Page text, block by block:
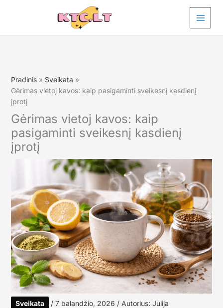
Pradinis
Sveikata
Gėrimas vietoj kavos: kaip pasigaminti sveikesnį kasdienį
įprotį
Gėrimas vietoj kavos: kaip
pasigaminti sveikesnį kasdienį
įprotį
Sveikata / 7 balandžio, 2026 / Autorius: Julija